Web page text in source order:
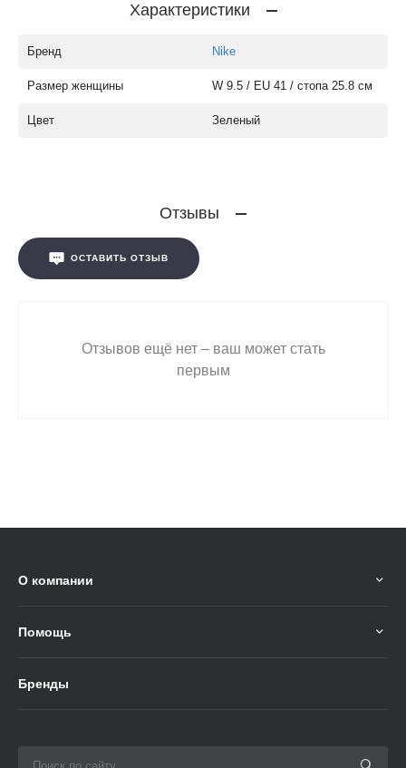
Характеристики
Бренд Nike
Размер женщины W 9.5 / EU 41 / стопа 25.8 см
Цвет Зеленый
Отзывы
ОСТАВИТЬ ОТЗЫВ
Отзывов ещё нет – ваш может стать
первым
О компании
Помощь
Бренды